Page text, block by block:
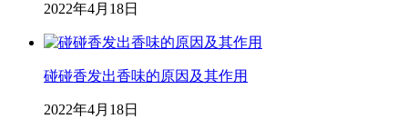
2022年4月18日
碰碰香发出香味的原因及其作用
2022年4月18日